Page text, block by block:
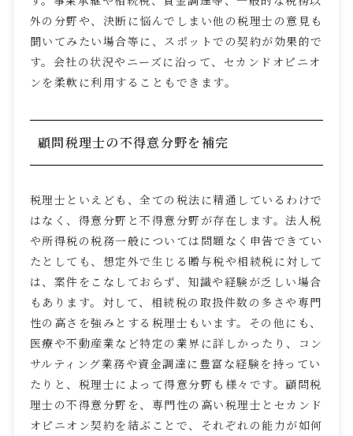
外の分野や、決断に悩んでしまい他の税理士の意見も
聞いてみたい場合等に、スポットでの契約が効果的で
す。会社の状況やニーズに沿って、セカンドオピニオ
ンを柔軟に利用することもできます。
顧問税理士の不得意分野を補完
税理士といえども、全ての税法に精通しているわけで
はなく、得意分野と不得意分野が存在します。法人税
や所得税の税務一般については問題なく申告できてい
たとしても、想定外で生じる贈与税や相続税に対して
は、案件をこなしておらず、知識や経験が乏しい場合
もあります。対して、相続税の取扱件数の多さや専門
性の高さを強みとする税理士もいます。その他にも、
医療や不動産業など特定の業界に詳しかったり、コン
サルティング業務や資金調達に豊富な経験を持ってい
たりと、税理士によって得意分野も様々です。顧問税
理士の不得意分野を、専門性の高い税理士とセカンド
オピニオン契約を結ぶことで、それぞれの能力が如何